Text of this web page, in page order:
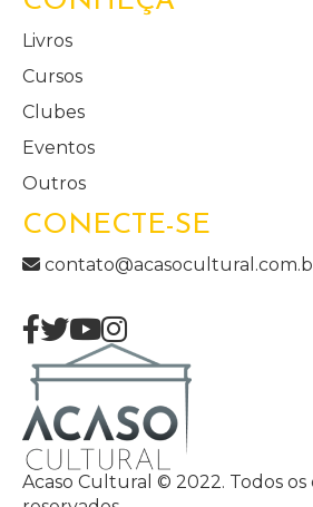
Livros
Cursos
Clubes
Eventos
Outros
CONECTE-SE
Acaso Cultural © 2022. Todos os